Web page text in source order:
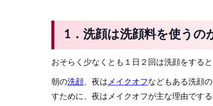
1．洗顔は洗顔料を使うの
おそらく少なくとも１日２回は洗顔をする
朝の洗顔、夜はメイクオフなどもある洗顔
すために、夜はメイクオフが主な理由です